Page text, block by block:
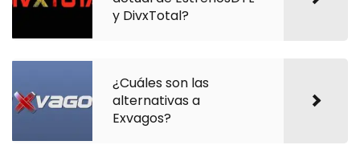
y DivxTotal?
¿Cuáles son las
alternativas a
Exvagos?